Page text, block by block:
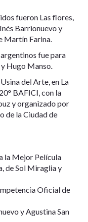
fueron Las flores,
Barrionuevo y
Martín Farina.
fue para
Hugo Manso.
del Arte, en La
BAFICI, con la
y organizado por
de la Ciudad de
la Mejor Película
de Sol Miraglia y
Oficial de
y Agustina San